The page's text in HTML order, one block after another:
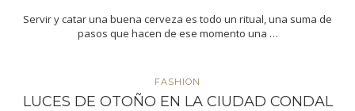
Servir y catar una buena cerveza es todo un ritual, una suma de
pasos que hacen de ese momento una …
FASHION
LUCES DE OTOÑO EN LA CIUDAD CONDAL